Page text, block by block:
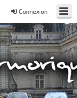
Connexion